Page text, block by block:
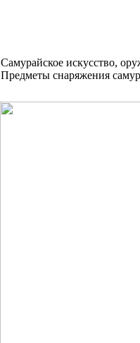
Самурайское искусство,
Предметы снаряжения